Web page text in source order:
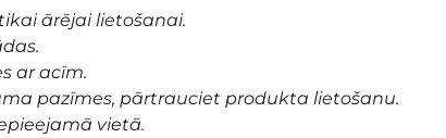
ārējai lietošanai.
ar acīm.
pazīmes, pārtrauciet produkta lietošanu.
vietā.